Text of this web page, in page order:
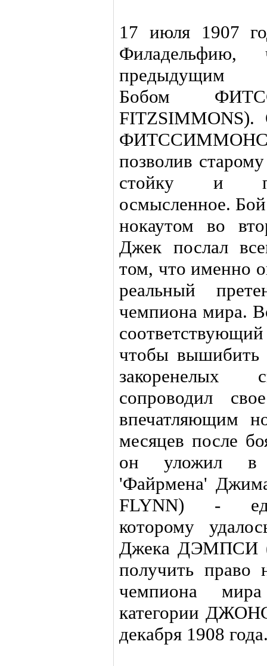
17 июля 1907
Филадельфию,
предыдущим
Бобом
FITZSIMMONS).
позволив
стойку и
осмысленное.
нокаутом во
Джек послал
том, что именно
реальный
чемпиона мира.
чтобы вышибить
закоренелых
сопроводил
впечатляющим
месяцев
он уложил в
'Файрмена'
FLYNN) -
которому
Джека ДЭМПСИ
получить
чемпиона
категории
декабря 1908